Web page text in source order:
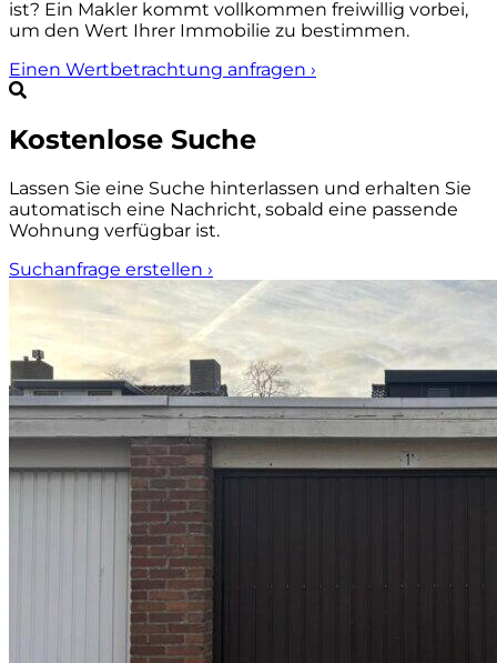
ist? Ein Makler kommt vollkommen freiwillig vorbei,
um den Wert Ihrer Immobilie zu bestimmen.
Einen Wertbetrachtung anfragen ›
Kostenlose Suche
Lassen Sie eine Suche hinterlassen und erhalten Sie
automatisch eine Nachricht, sobald eine passende
Wohnung verfügbar ist.
Suchanfrage erstellen ›